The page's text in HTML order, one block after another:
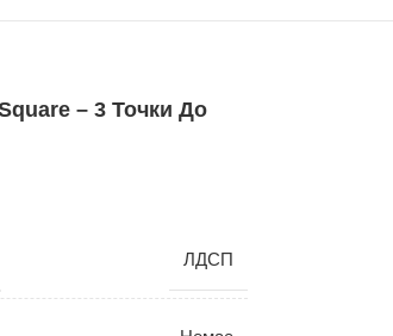
– 3 Точки До
ЛДСП